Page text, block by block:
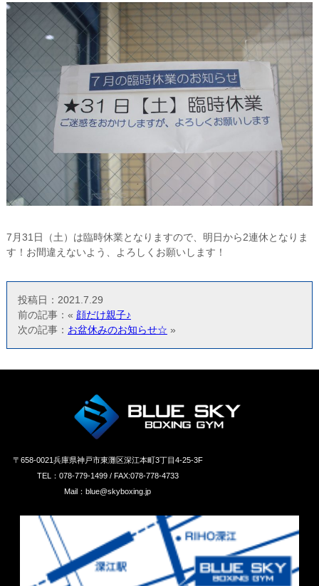
7月31日（土）は臨時休業となりますので、明日から2連休となりま
す！お間違えないよう、よろしくお願いします！
投稿日：2021.7.29
前の記事：« 顔だけ親子♪
次の記事： お盆休みのお知らせ☆ »
〒658‐0021兵庫県神戸市東灘区深江本町3丁目4-25-3F
TEL：078-779-1499 / FAX:078-778-4733
Mail：blue@skyboxing.jp